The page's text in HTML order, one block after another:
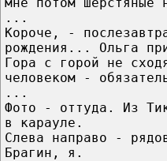
...
Короче, -
рождения... Ольга
Гора с горой не
человеком -
...
Фото - оттуда. Из
в карауле.
Слева направо -
Брагин, я.